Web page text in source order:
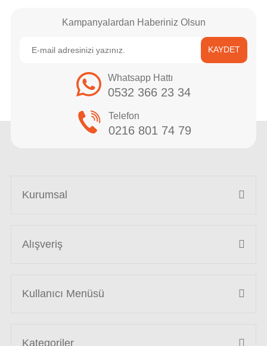
Kampanyalardan Haberiniz Olsun
KAYDET
Whatsapp Hattı
0532 366 23 34
Telefon
0216 801 74 79
Kurumsal
Alışveriş
Kullanıcı Menüsü
Kategoriler